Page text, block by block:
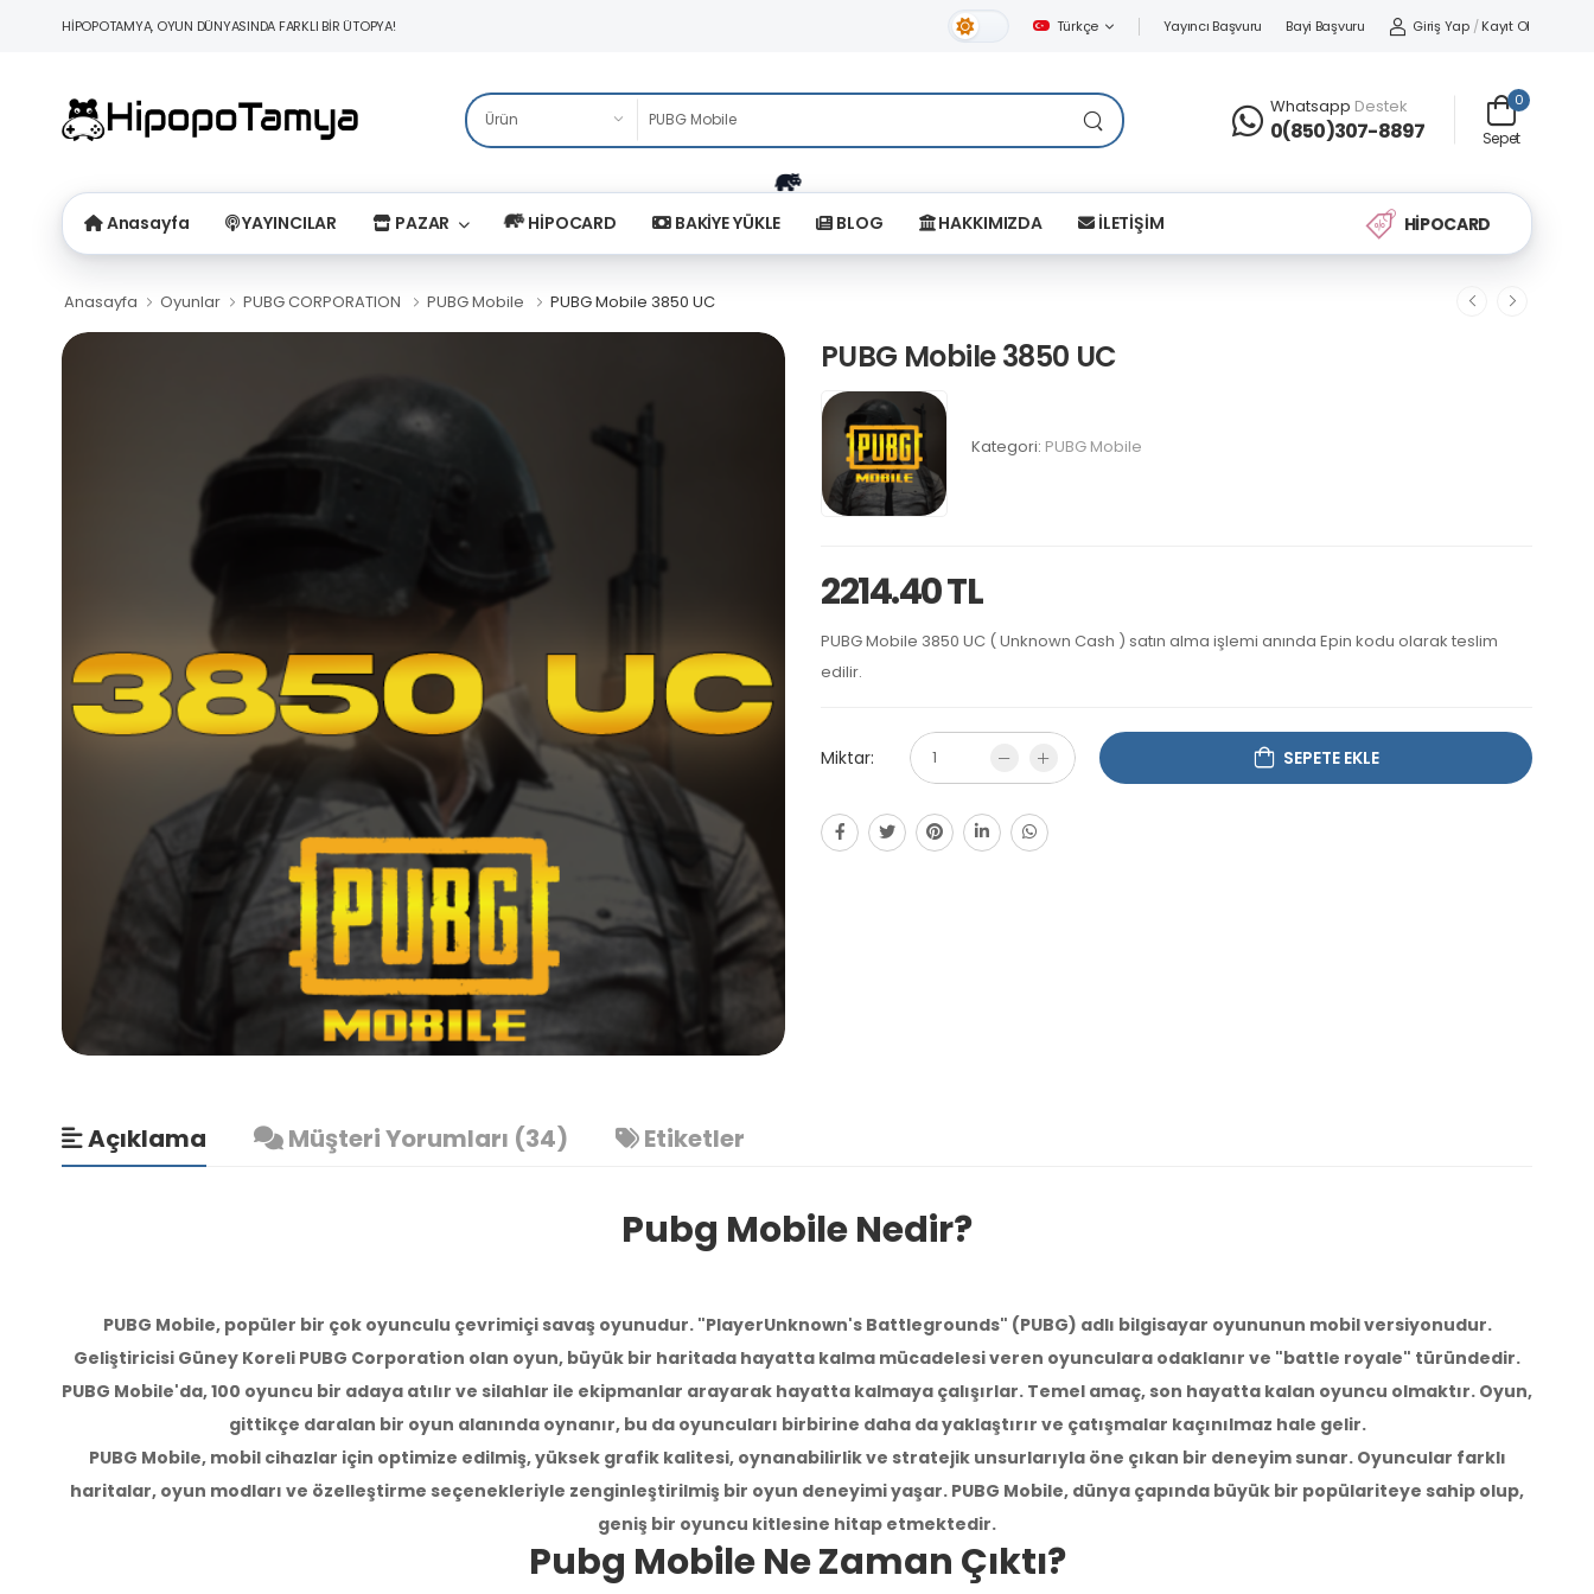
HİPOPOTAMYA, OYUN DÜNYASINDA FARKLI BİR ÜTOPYA! Gündüz Tema Türkçe Yayıncı Başvuru Bayi Başvuru Giriş Yap / Kayıt Ol
Whatsapp Destek
0(850)307-8897
0
Sepet
Anasayfa YAYINCILAR PAZAR HİPOCARD BAKİYE YÜKLE BLOG HAKKIMIZDA İLETİŞİM HİPOCARD
Anasayfa Oyunlar PUBG CORPORATION PUBG Mobile PUBG Mobile 3850 UC
PUBG Mobile 3850 UC
Kategori: PUBG Mobile
2214.40 TL
PUBG Mobile 3850 UC ( Unknown Cash ) satın alma işlemi anında Epin kodu olarak teslim
edilir.
Miktar: SEPETE EKLE
Açıklama Müşteri Yorumları (34) Etiketler
Pubg Mobile Nedir?
PUBG Mobile, popüler bir çok oyunculu çevrimiçi savaş oyunudur. "PlayerUnknown's Battlegrounds" (PUBG) adlı bilgisayar oyununun mobil versiyonudur.
Geliştiricisi Güney Koreli PUBG Corporation olan oyun, büyük bir haritada hayatta kalma mücadelesi veren oyunculara odaklanır ve "battle royale" türündedir.
PUBG Mobile'da, 100 oyuncu bir adaya atılır ve silahlar ile ekipmanlar arayarak hayatta kalmaya çalışırlar. Temel amaç, son hayatta kalan oyuncu olmaktır. Oyun,
gittikçe daralan bir oyun alanında oynanır, bu da oyuncuları birbirine daha da yaklaştırır ve çatışmalar kaçınılmaz hale gelir.
PUBG Mobile, mobil cihazlar için optimize edilmiş, yüksek grafik kalitesi, oynanabilirlik ve stratejik unsurlarıyla öne çıkan bir deneyim sunar. Oyuncular farklı
haritalar, oyun modları ve özelleştirme seçenekleriyle zenginleştirilmiş bir oyun deneyimi yaşar. PUBG Mobile, dünya çapında büyük bir popülariteye sahip olup,
geniş bir oyuncu kitlesine hitap etmektedir.
Pubg Mobile Ne Zaman Çıktı?
H **** U ****
29-10-2024, 17:24 (1 yıl önce)
PUBG Mobile 3850 UC adlı ürünü satın aldı
Teşekkürler